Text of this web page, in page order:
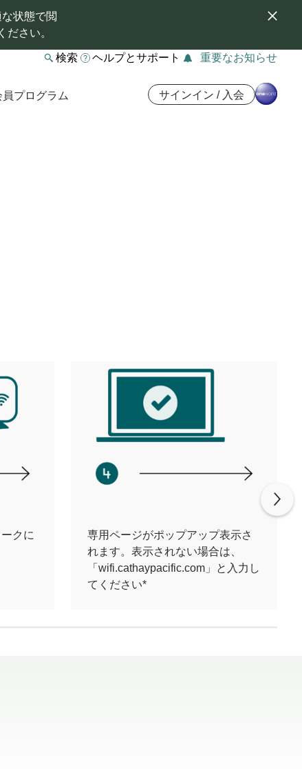
状態で閲
ださい。
検索 ヘルプとサポート 重要なお知らせ
員プログラム サインイン / 入会
クに
専用ページがポップアップ表示さ
れます。表示されない場合は、
「wifi.cathaypacific.com」と入力し
てください*